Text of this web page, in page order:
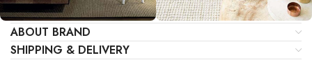
REVIEWS (0)
ABOUT BRAND
SHIPPING & DELIVERY